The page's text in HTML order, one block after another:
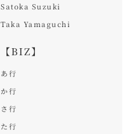
Satoka Suzuki
Taka Yamaguchi
【BIZ】
あ行
か行
さ行
た行